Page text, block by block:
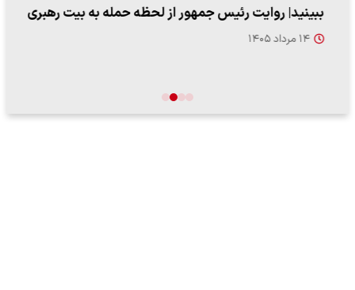
ببینید| روایت رئیس جمهور از لحظه حمله به بیت رهبری
۱۴ مرداد ۱۴۰۵